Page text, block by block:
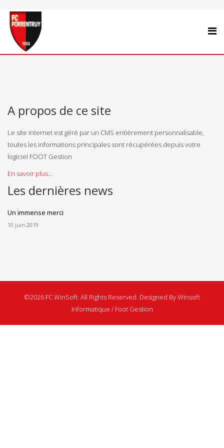
A propos de ce site
Le site internet est géré par un CMS entièrement personnalisable,
toutes les informations principales sont récupérées depuis votre
logiciel FOOT Gestion
En savoir plus...
Les dernières news
Un immense merci
10 juin 2019
©2026 FC WinSoft. All Rights Reserved. Designed By Winsoft
Informatique / Foot Gestion